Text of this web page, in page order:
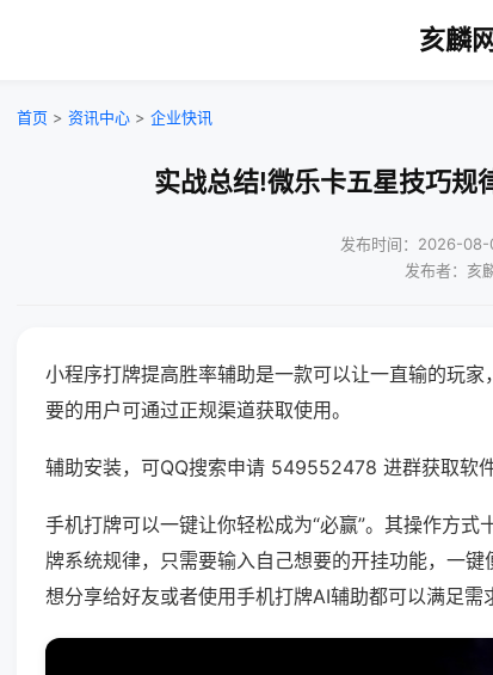
亥麟网
首页 > 资讯中心 > 企业快讯
实战总结!微乐卡五星技巧规
发布时间：2026-08-
发布者：亥
小程序打牌提高胜率辅助是一款可以让一直输的玩
要的用户可通过正规渠道获取使用。
辅助安装，可QQ搜索申请 549552478 进群获取软
手机打牌可以一键让你轻松成为“必赢”。其操作方
牌系统规律，只需要输入自己想要的开挂功能，一
想分享给好友或者使用手机打牌AI辅助都可以满足需